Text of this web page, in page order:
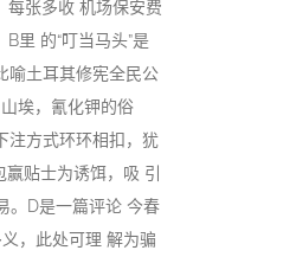
每张多收 机场保安费
里 的“叮当马头”是
喻土耳其修宪全民公
埃，氰化钾的俗
注方式环环相扣，犹
贴士为诱饵，吸 引
。D是一篇评论 今春
，此处可理 解为骗